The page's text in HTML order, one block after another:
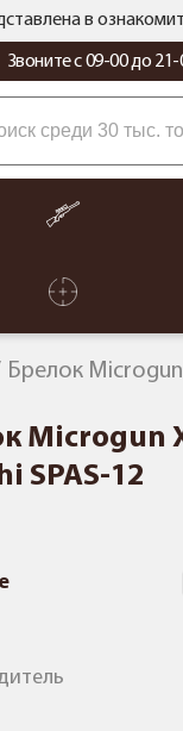
в
Звоните с 09-00 до
Брелок Microgun
Microgun
SPAS-12